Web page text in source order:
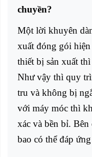
chuyền?
Một lời khuyên
xuất đóng gói
thiết bị sản xuất
Như vậy thì quy
tru và không bị
với máy móc thì
xác và bền bỉ. Bên
bao có thể đáp